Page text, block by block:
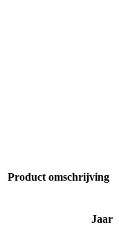
Product omschrijving
Jaar